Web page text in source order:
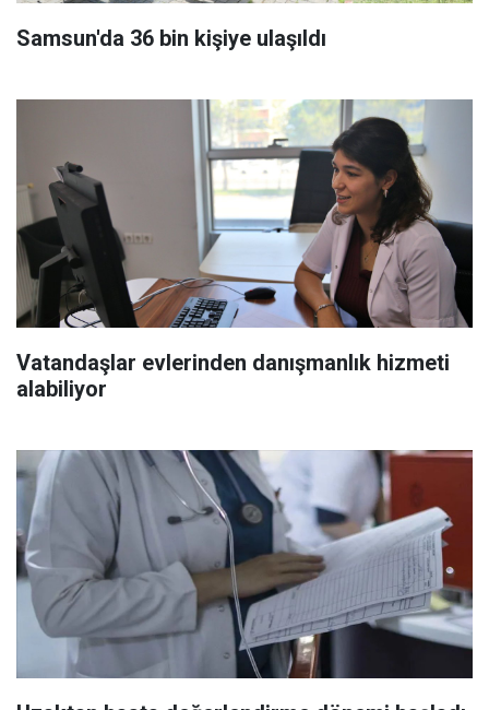
Samsun'da 36 bin kişiye ulaşıldı
Vatandaşlar evlerinden danışmanlık hizmeti
alabiliyor